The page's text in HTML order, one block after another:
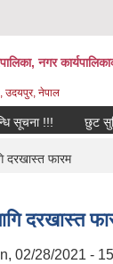
नगर
उदयपुर, नेपाल
!!! छुट
दरखास्त फारम
दरखास्त
02/28/2021 -